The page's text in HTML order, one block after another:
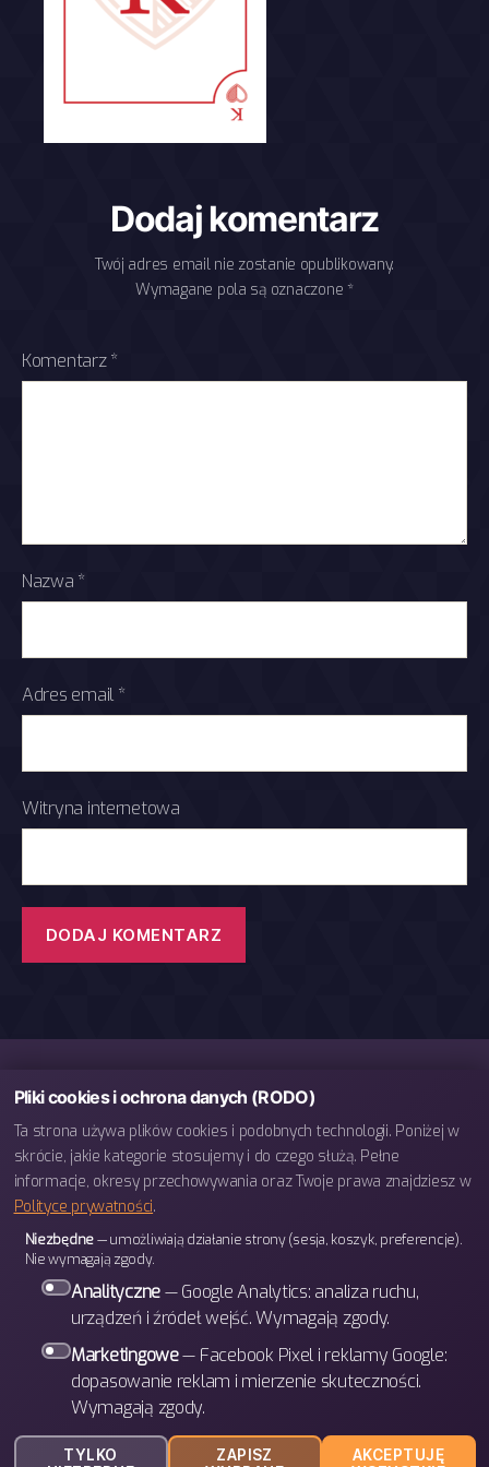
Dodaj komentarz
Twój adres email nie zostanie opublikowany.
Wymagane pola są oznaczone *
Komentarz*
Nazwa *
Adres email *
Witryna internetowa
telefon: 793 443 666
e-mail: biuro@bettergames.pl
Centrum rozwoju BETTER Sp. z o.o.
ul. Wrocławska 31/3b
30-011 Kraków
BETTER Games
Polityka prywatności
Pliki cookies i ochrona danych (RODO)
Ta strona używa plików cookies i podobnych technologii. Poniżej w
skrócie, jakie kategorie stosujemy i do czego służą. Pełne
informacje, okresy przechowywania oraz Twoje prawa znajdziesz w
Polityce prywatności.
Niezbędne— umożliwiają działanie strony (sesja, koszyk, preferencje).
Nie wymagają zgody.
Analityczne— Google Analytics: analiza ruchu,
urządzeń i źródeł wejść. Wymagają zgody.
Marketingowe— Facebook Pixel i reklamy Google:
dopasowanie reklam i mierzenie skuteczności.
Wymagają zgody.
TYLKO
ZAPISZ
AKCEPTUJĘ